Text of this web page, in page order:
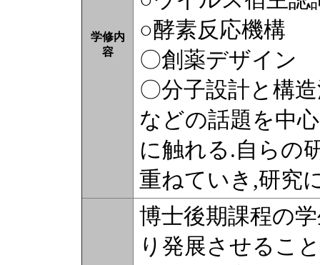
学修内
容
○酵素反応機構
〇創薬デザイン
〇分子設計と構
などの話題を中
に触れる.自らの
重ねていき,研究
博士後期課程の
り発展させるこ